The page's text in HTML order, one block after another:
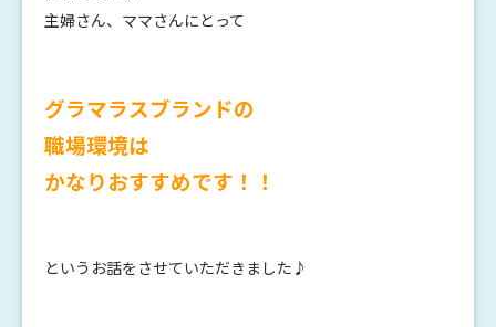
主婦さん、ママさんにとって
グラマラスブランドの
職場環境は
かなりおすすめです！！
というお話をさせていただきました♪